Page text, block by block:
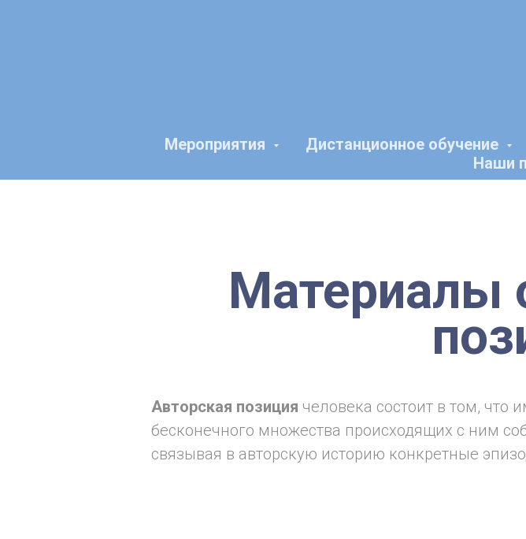
Мероприятия Дистанционное обучение
Наши
Материалы
Авторская позиция человека состоит в том, что
бесконечного множества происходящих с ним
связывая в авторскую историю конкретные